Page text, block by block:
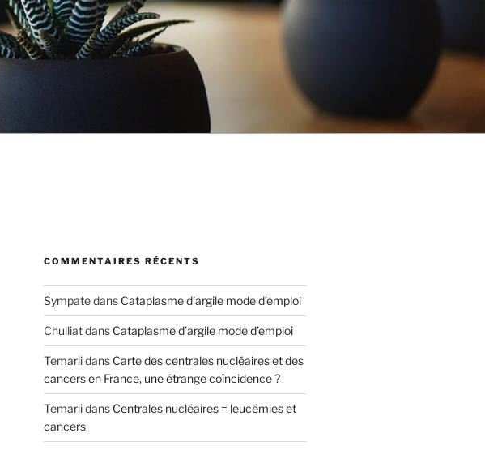
COMMENTAIRES RÉCENTS
Sympatedans Cataplasme d’argile mode d’emploi
Chulliatdans Cataplasme d’argile mode d’emploi
Temariidans Carte des centrales nucléaires et des
cancers en France, une étrange coïncidence ?
Temariidans Centrales nucléaires = leucémies et
cancers